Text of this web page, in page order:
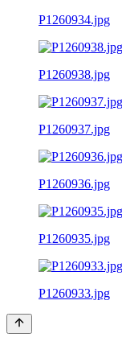
P1260934.jpg
P1260938.jpg
P1260937.jpg
P1260936.jpg
P1260935.jpg
P1260933.jpg